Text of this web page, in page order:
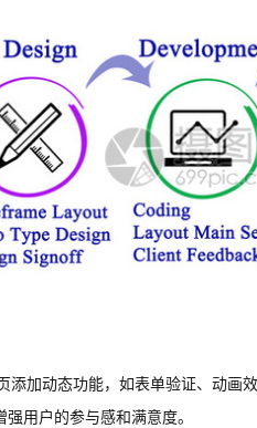
加动态功能，如表单验证、动画
用户的参与感和满意度。